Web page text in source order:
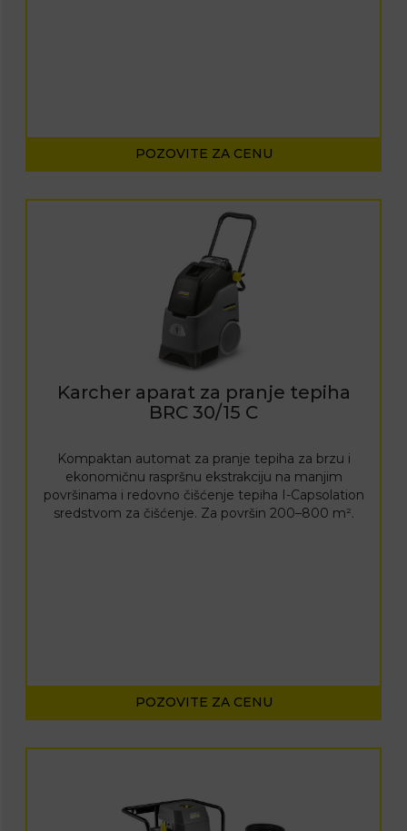
POZOVITE ZA CENU
Karcher aparat za pranje tepiha
BRC 30/15 C
Kompaktan automat za pranje tepiha za brzu i
ekonomičnu raspršnu ekstrakciju na manjim
površinama i redovno čišćenje tepiha I-Capsolation
sredstvom za čišćenje. Za površin 200–800 m².
POZOVITE ZA CENU